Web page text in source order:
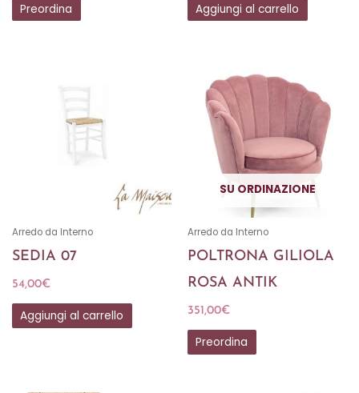
Preordina Aggiungi al carrello
Arredo da Interno
SEDIA 07
54,00€
Aggiungi al carrello
SU ORDINAZIONE
Arredo da Interno
POLTRONA GILIOLA
ROSA ANTIK
351,00€
Preordina